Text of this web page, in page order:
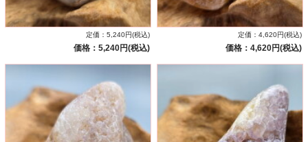
定価：5,240円(税込)
価格：5,240円(税込)
定価：4,620円(税込)
価格：4,620円(税込)